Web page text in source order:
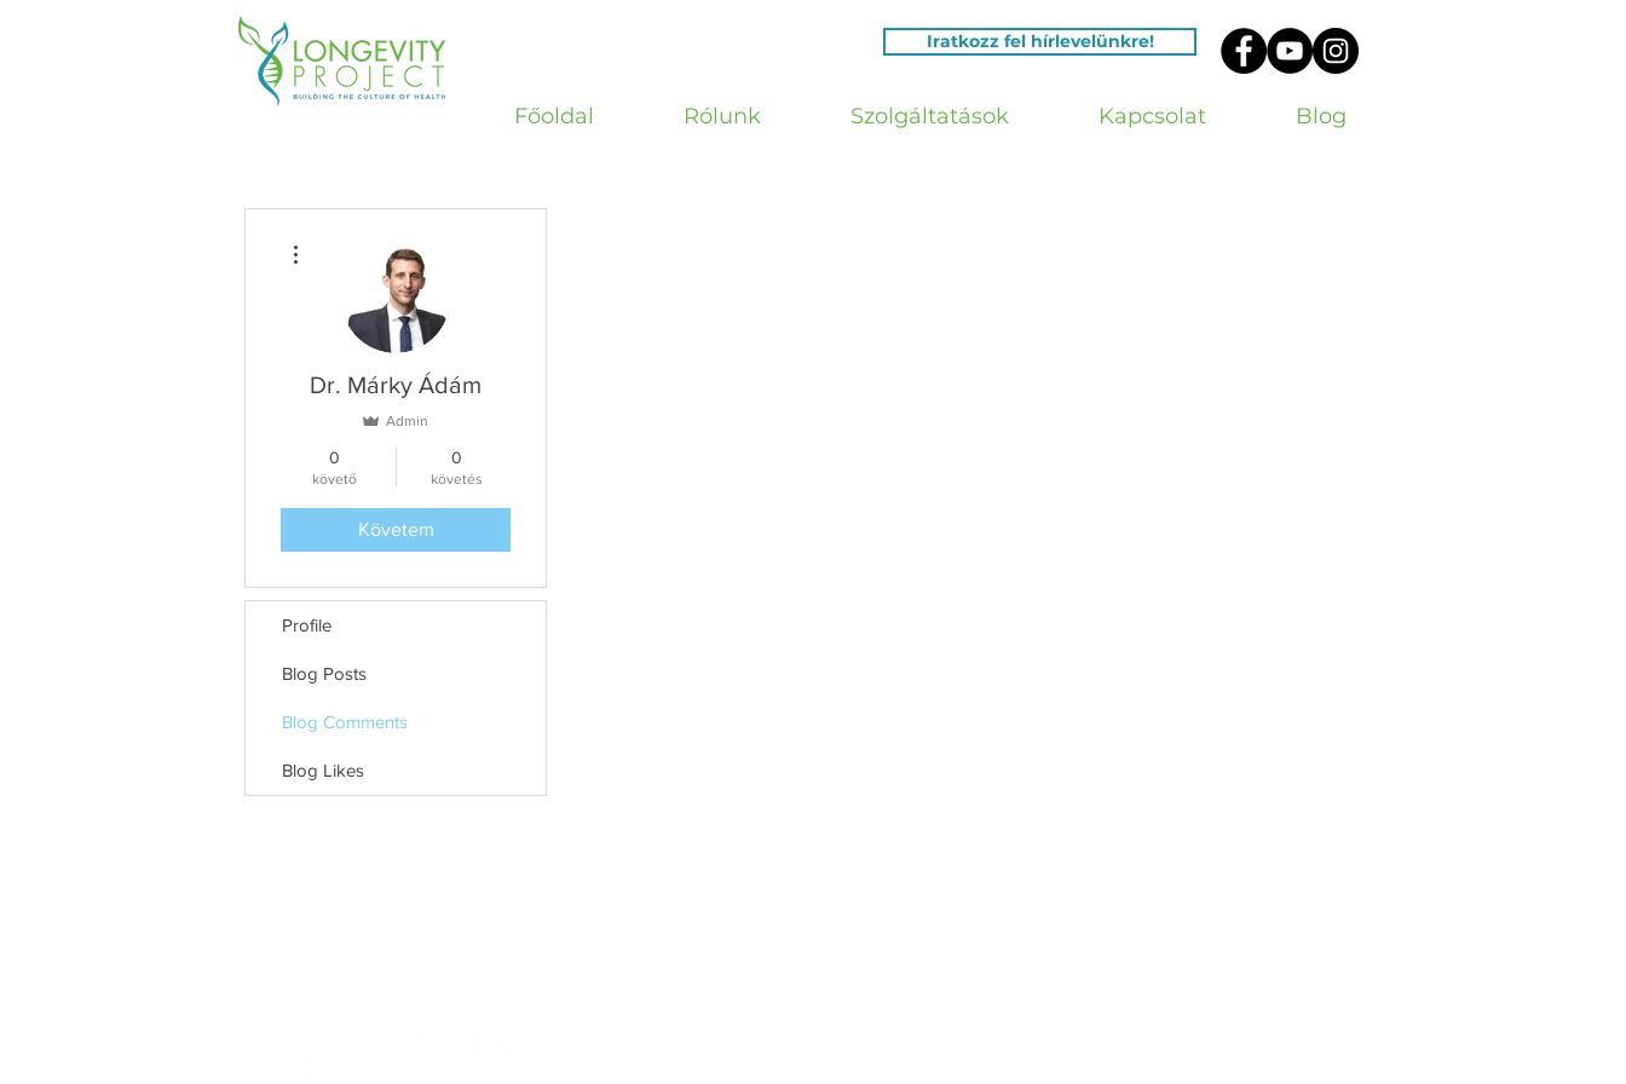
Iratkozz fel hírlevelünkre!
Főoldal Rólunk Szolgáltatások Kapcsolat Blog
Dr. Márky Ádám
Admin
0
követő
0
követés
Követem
Profile
Blog Posts
Blog Comments
Blog Likes